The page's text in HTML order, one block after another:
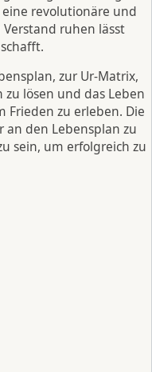
revolutionäre und
ruhen lässt
zur Ur-Matrix,
lösen und das Leben
Frieden zu erleben. Die
an den Lebensplan zu
sein, um erfolgreich zu